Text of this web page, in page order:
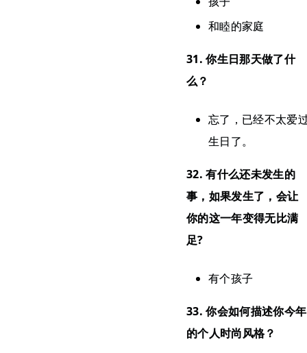
和睦的家庭
31. 你生日那天做了什
么？
忘了，已经不太爱
生日了。
32. 有什么还未发生的
事，如果发生了，会让
你的这一年变得无比满
足?
有个孩子
33. 你会如何描述你今年
的个人时尚风格？